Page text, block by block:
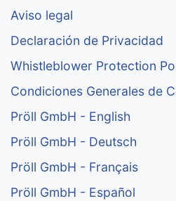
Declaración de Privacidad
Whistleblower Protection
Condiciones Generales de
Pröll GmbH - English
Pröll GmbH - Deutsch
Pröll GmbH - Français
Pröll GmbH - Español
Pröll GmbH - Italiano